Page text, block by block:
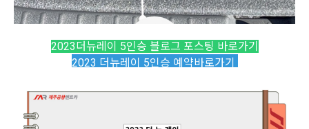
2023더뉴레이 5인승 블로그 포스팅 바로가기
2023 더뉴레이 5인승 예약바로가기